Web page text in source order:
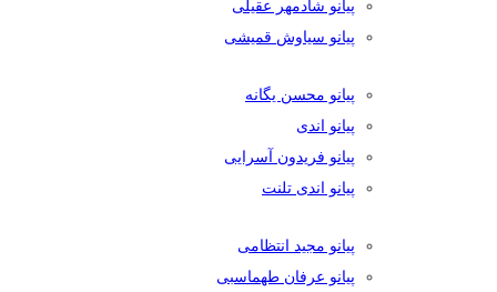
پیانو شادمهر عقیلی
پیانو سیاوش قمیشی
پیانو محسن یگانه
پیانو اندی
پیانو فریدون آسرایی
پیانو اندی تلنت
پیانو مجید انتظامی
پیانو عرفان طهماسبی